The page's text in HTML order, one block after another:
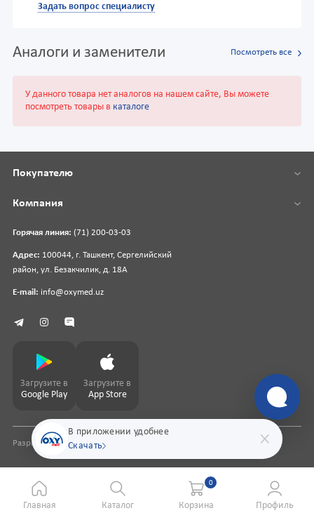
Задать вопрос специалисту
Аналоги и заменители Посмотреть все
У данного товара нет аналогов на нашем сайте, Вы можете
посмотреть товары в каталоге
В приложении удобнее
Скачать
Горячая линия: (71) 200-03-03
Адрес: 100044, г. Ташкент, Сергелийский
район, ул. Безакчилик, д. 18А
E-mail: info@oxymed.uz
Покупателю
Компания
Загрузите в
Google Play
Загрузите в
App Store
Разработка сайтаpharmit.uz
Главная Каталог
0
Корзина Профиль